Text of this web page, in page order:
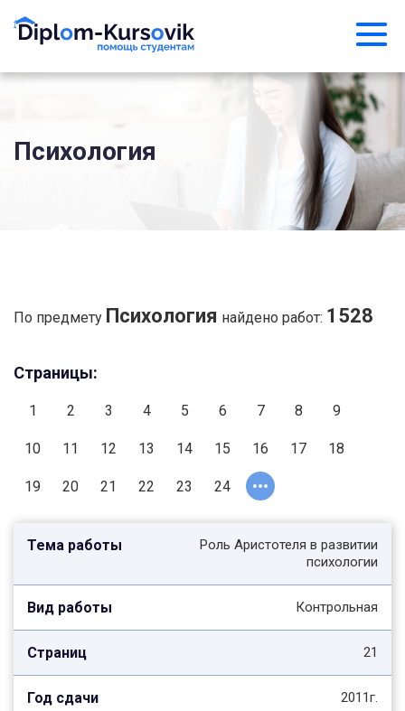
Психология
По предмету Психология найдено работ: 1528
Страницы:
1 2 3 4 5 6 7 8 9
10 11 12 13 14 15 16 17 18
19 20 21 22 23 24
Роль Аристотеля в развитии
психологии
Контрольная
21
2011г.